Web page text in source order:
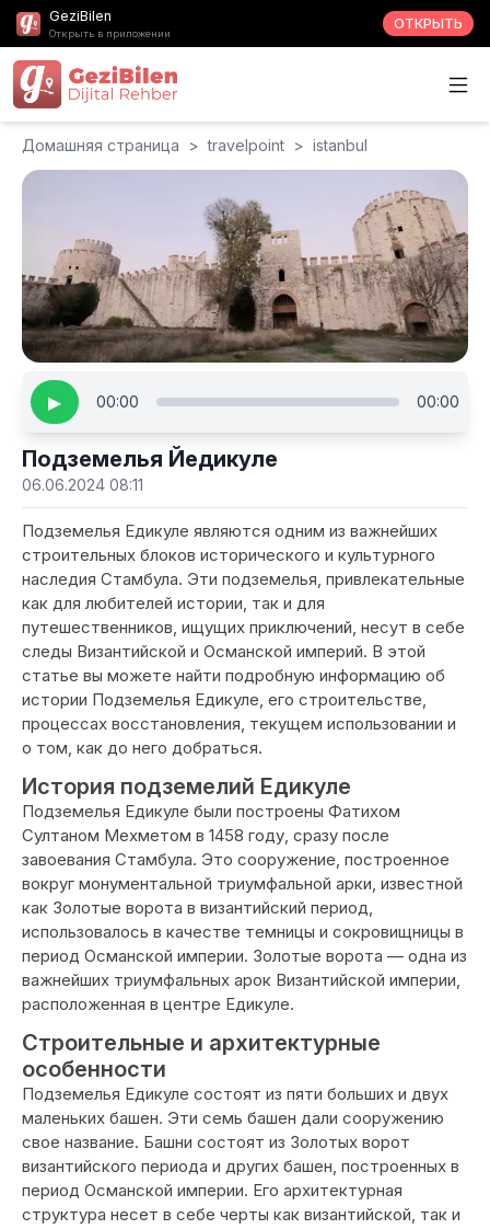
GeziBilen
Открыть в приложении
ОТКРЫТЬ
Домашняя страница > travelpoint > istanbul
▶ 00:00 00:00
Подземелья Йедикуле
06.06.2024 08:11
Подземелья Едикуле являются одним из важнейших
строительных блоков исторического и культурного
наследия Стамбула. Эти подземелья, привлекательные
как для любителей истории, так и для
путешественников, ищущих приключений, несут в себе
следы Византийской и Османской империй. В этой
статье вы можете найти подробную информацию об
истории Подземелья Едикуле, его строительстве,
процессах восстановления, текущем использовании и
о том, как до него добраться.
История подземелий Едикуле
Подземелья Едикуле были построены Фатихом
Султаном Мехметом в 1458 году, сразу после
завоевания Стамбула. Это сооружение, построенное
вокруг монументальной триумфальной арки, известной
как Золотые ворота в византийский период,
использовалось в качестве темницы и сокровищницы в
период Османской империи. Золотые ворота — одна из
важнейших триумфальных арок Византийской империи,
расположенная в центре Едикуле.
Строительные и архитектурные
особенности
Подземелья Едикуле состоят из пяти больших и двух
маленьких башен. Эти семь башен дали сооружению
свое название. Башни состоят из Золотых ворот
византийского периода и других башен, построенных в
период Османской империи. Его архитектурная
структура несет в себе черты как византийской, так и